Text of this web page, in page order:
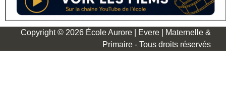
Copyright © 2026 École Aurore | Evere | Maternelle &
Primaire - Tous droits réservés